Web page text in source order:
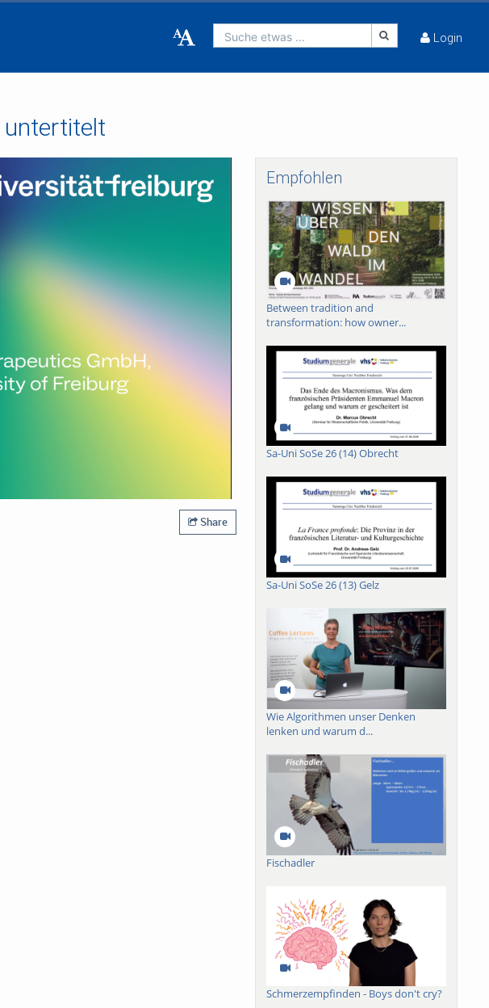
Suche etwas ... Login
untertitelt
abspielen
Share
Empfohlen
Between tradition and
transformation: how owner...
Sa-Uni SoSe 26 (14) Obrecht
Sa-Uni SoSe 26 (13) Gelz
Wie Algorithmen unser Denken
lenken und warum d...
Fischadler
Schmerzempfinden - Boys don't cry?